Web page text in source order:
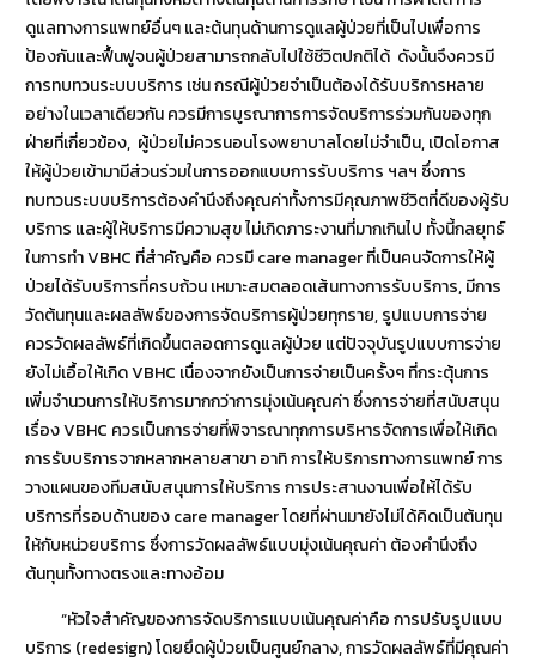
ดูแลทางการแพทย์อื่นๆ และต้นทุนด้านการดูแลผู้ป่วยที่เป็นไปเพื่อการ
ป้องกันและฟื้นฟูจนผู้ป่วยสามารถกลับไปใช้ชีวิตปกติได้ ดังนั้นจึงควรมี
การทบทวนระบบบริการ เช่น กรณีผู้ป่วยจำเป็นต้องได้รับบริการหลาย
อย่างในเวลาเดียวกัน ควรมีการบูรณาการการจัดบริการร่วมกันของทุก
ฝ่ายที่เกี่ยวข้อง, ผู้ป่วยไม่ควรนอนโรงพยาบาลโดยไม่จำเป็น, เปิดโอกาส
ให้ผู้ป่วยเข้ามามีส่วนร่วมในการออกแบบการรับบริการ ฯลฯ ซึ่งการ
ทบทวนระบบบริการต้องคำนึงถึงคุณค่าทั้งการมีคุณภาพชีวิตที่ดีของผู้รับ
บริการ และผู้ให้บริการมีความสุข ไม่เกิดภาระงานที่มากเกินไป ทั้งนี้กลยุทธ์
ในการทำ VBHC ที่สำคัญคือ ควรมี care manager ที่เป็นคนจัดการให้ผู้
ป่วยได้รับบริการที่ครบถ้วน เหมาะสมตลอดเส้นทางการรับบริการ, มีการ
วัดต้นทุนและผลลัพธ์ของการจัดบริการผู้ป่วยทุกราย, รูปแบบการจ่าย
ควรวัดผลลัพธ์ที่เกิดขึ้นตลอดการดูแลผู้ป่วย แต่ปัจจุบันรูปแบบการจ่าย
ยังไม่เอื้อให้เกิด VBHC เนื่องจากยังเป็นการจ่ายเป็นครั้งๆ ที่กระตุ้นการ
เพิ่มจำนวนการให้บริการมากกว่าการมุ่งเน้นคุณค่า ซึ่งการจ่ายที่สนับสนุน
เรื่อง VBHC ควรเป็นการจ่ายที่พิจารณาทุกการบริหารจัดการเพื่อให้เกิด
การรับบริการจากหลากหลายสาขา อาทิ การให้บริการทางการแพทย์ การ
วางแผนของทีมสนับสนุนการให้บริการ การประสานงานเพื่อให้ได้รับ
บริการที่รอบด้านของ care manager โดยที่ผ่านมายังไม่ได้คิดเป็นต้นทุน
ให้กับหน่วยบริการ ซึ่งการวัดผลลัพธ์แบบมุ่งเน้นคุณค่า ต้องคำนึงถึง
ต้นทุนทั้งทางตรงและทางอ้อม
“หัวใจสำคัญของการจัดบริการแบบเน้นคุณค่าคือ การปรับรูปแบบ
บริการ (redesign) โดยยึดผู้ป่วยเป็นศูนย์กลาง, การวัดผลลัพธ์ที่มีคุณค่า